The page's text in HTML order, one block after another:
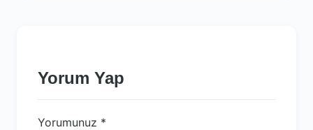
Yorum Yap
Yorumunuz *